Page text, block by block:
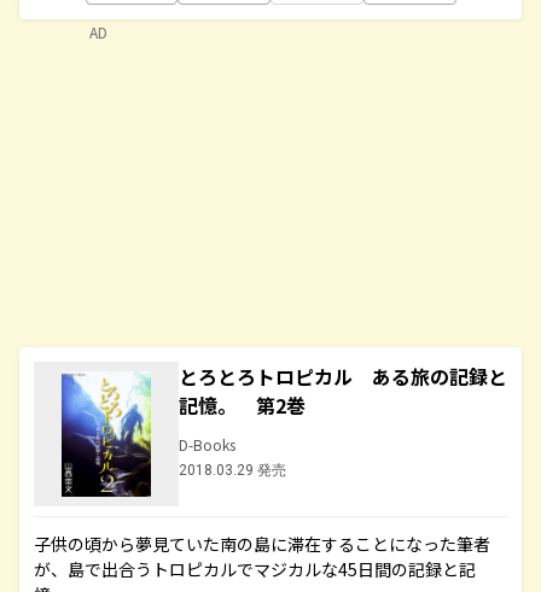
とろとろトロピカル ある旅の記録と
記憶。 第2巻
D-Books
2018.03.29 発売
子供の頃から夢見ていた南の島に滞在することになった筆者
が、島で出合うトロピカルでマジカルな45日間の記録と記
AD